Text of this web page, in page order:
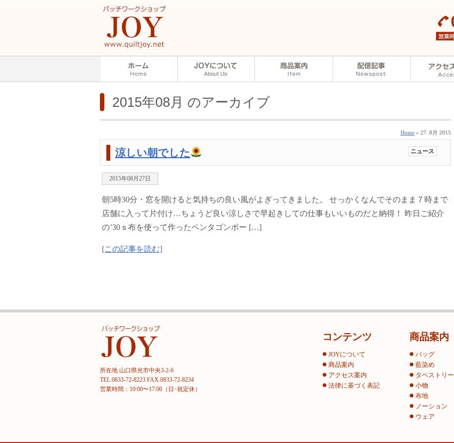
2015年08月 のアーカイブ
Home » 27. 8月 2015
涼しい朝でした ニュース
2015年08月27日
朝5時30分・窓を開けると気持ちの良い風がよぎってきました。 せっかくなんでそのまま７時まで
店舗に入って片付け…ちょうど良い涼しさで早起きしての仕事もいいものだと納得！ 昨日ご紹介
の’30ｓ布を使って作ったペンタゴンボー […]
[この記事を読む]
所在地 山口県光市中央3-2-6
TEL.0833-72-8223 FAX.0833-72-8234
営業時間：10:00〜17:00（日･祝定休）
コンテンツ
JOYについて
商品案内
アクセス案内
法律に基づく表記
商品案内
バッグ
藍染め
タペストリー
小物
布地
ノーション
ウェア